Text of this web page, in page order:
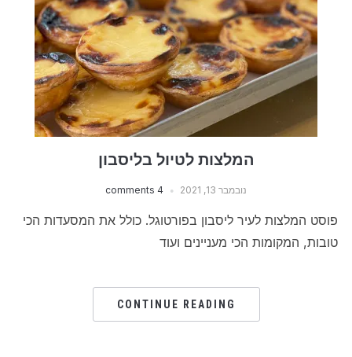
המלצות לטיול בליסבון
נובמבר 13, 2021 4 comments
פוסט המלצות לעיר ליסבון בפורטוגל. כולל את המסעדות הכי
טובות, המקומות הכי מעניינים ועוד
CONTINUE READING